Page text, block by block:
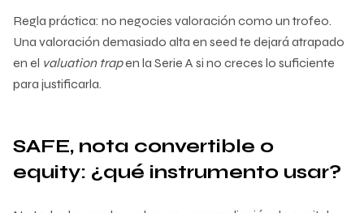
Regla práctica: no negocies valoración como un trofeo.
Una valoración demasiado alta en seed te dejará atrapado
en el valuation trapen la Serie A si no creces lo suficiente
para justificarla.
SAFE, nota convertible o
equity: ¿qué instrumento usar?